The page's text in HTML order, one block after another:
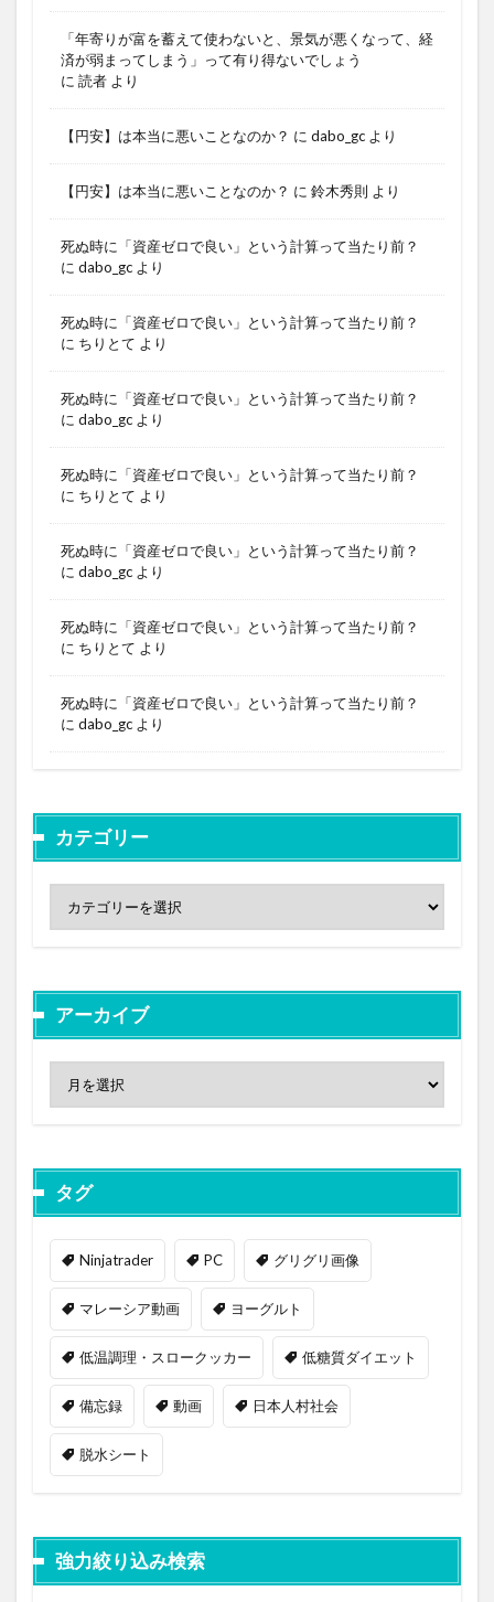
「年寄りが富を蓄えて使わないと、景気が悪くなって、経
済が弱まってしまう」って有り得ないでしょう
に 読者 より
【円安】は本当に悪いことなのか？ に dabo_gc より
【円安】は本当に悪いことなのか？ に 鈴木秀則 より
死ぬ時に「資産ゼロで良い」という計算って当たり前？
に dabo_gc より
死ぬ時に「資産ゼロで良い」という計算って当たり前？
に ちりとて より
死ぬ時に「資産ゼロで良い」という計算って当たり前？
に dabo_gc より
死ぬ時に「資産ゼロで良い」という計算って当たり前？
に ちりとて より
死ぬ時に「資産ゼロで良い」という計算って当たり前？
に dabo_gc より
死ぬ時に「資産ゼロで良い」という計算って当たり前？
に ちりとて より
死ぬ時に「資産ゼロで良い」という計算って当たり前？
に dabo_gc より
カテゴリー
アーカイブ
タグ
Ninjatrader PC グリグリ画像
マレーシア動画 ヨーグルト
低温調理・スロークッカー 低糖質ダイエット
備忘録 動画 日本人村社会
脱水シート
強力絞り込み検索